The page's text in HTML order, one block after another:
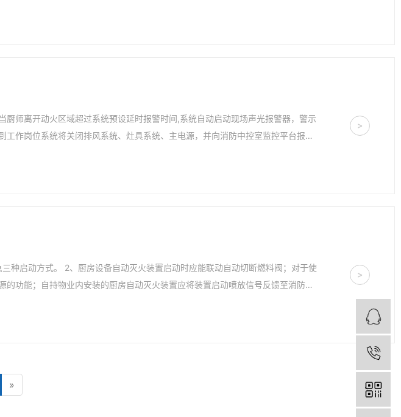
厨师离开动火区域超过系统预设延时报警时间,系统自动启动现场声光报警器，警示
工作岗位系统将关闭排风系统、灶具系统、主电源，并向消防中控室监控平台报
>
种启动方式。 2、厨房设备自动灭火装置启动时应能联动自动切断燃料阀；对于使
功能；自持物业内安装的厨房自动灭火装置应将装置启动喷放信号反馈至消防控
>
»